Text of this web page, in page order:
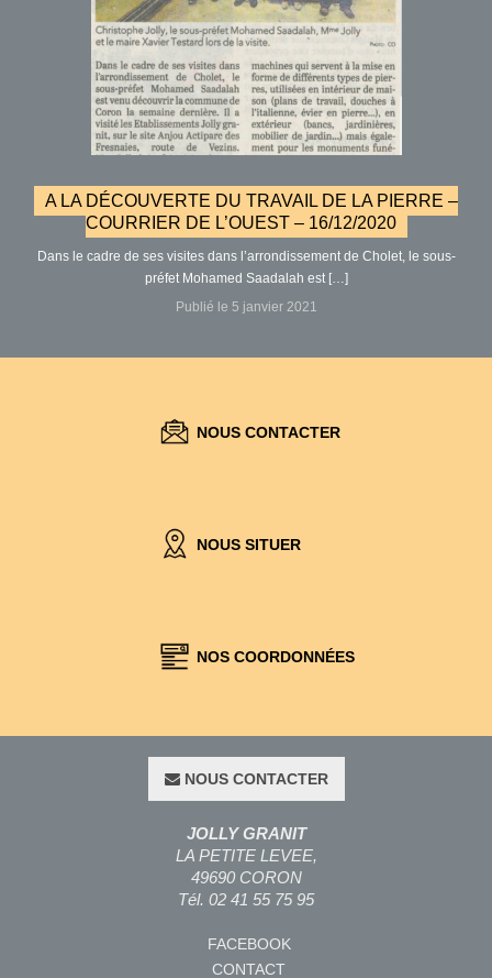
A LA DÉCOUVERTE DU TRAVAIL DE LA PIERRE –
COURRIER DE L’OUEST – 16/12/2020
Dans le cadre de ses visites dans l’arrondissement de Cholet, le sous-
préfet Mohamed Saadalah est […]
Publié le 5 janvier 2021
NOUS CONTACTER
NOUS SITUER
NOS COORDONNÉES
NOUS CONTACTER
JOLLY GRANIT
LA PETITE LEVEE,
49690 CORON
Tél. 02 41 55 75 95
FACEBOOK
CONTACT